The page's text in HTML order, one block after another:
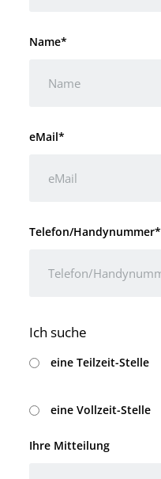
Name*
eMail*
Telefon/Handynummer*
Ich suche
eine Teilzeit-Stelle
eine Vollzeit-Stelle
Ihre Mitteilung